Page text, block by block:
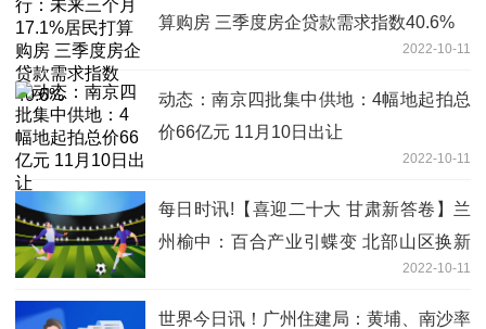
算购房 三季度房企贷款需求指数40.6%
2022-10-11
动态：南京四批集中供地：4幅地起拍总
价66亿元 11月10日出让
2022-10-11
每日时讯!【喜迎二十大 甘肃新答卷】兰
州榆中：百合产业引蝶变 北部山区换新
2022-10-11
世界今日讯！广州住建局：黄埔、南沙率